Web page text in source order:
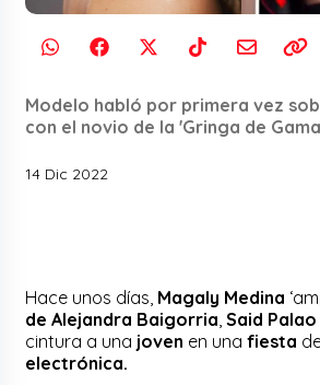
Modelo habló por primera vez
con el novio de la 'Gringa de
14 Dic 2022
Hace unos días, Magaly Medina
de Alejandra Baigorria ,Said Palao
cintura a una joven en unafiesta
electrónica.